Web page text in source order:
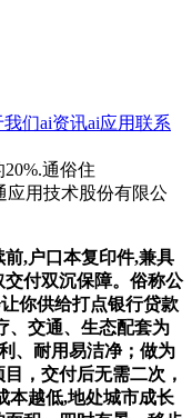
我们ai资讯ai应用联系
通俗住
应用技术股份有限公
,户口本复印件,兼具
付双沉保障。俗称公
你供给打点银行贷款
、交通、生态配套为
、耐用易洁净；做为
，交付后无需二次，
本越低,地处城市成长